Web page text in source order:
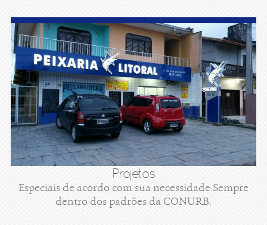
Projetos
Especiais de acordo com sua necessidade.Sempre
dentro dos padrões da CONURB.